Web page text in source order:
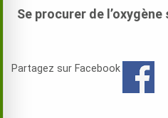
Se procurer de l’oxygène
Partagez sur Facebook